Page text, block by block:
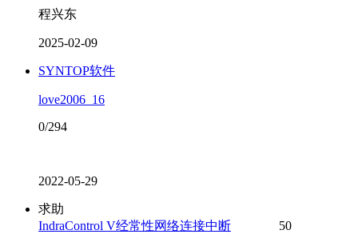
程兴东
2025-02-09
SYNTOP软件
love2006_16
0/294
2022-05-29
求助
IndraControl V经常性网络连接中断
50